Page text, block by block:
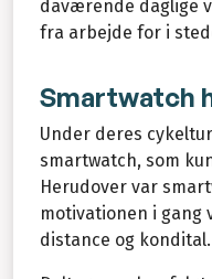
daværende daglige
fra arbejde for i
Smartwatch
Under deres
smartwatch, som
Herudover var
motivationen i gang
distance og kondital.